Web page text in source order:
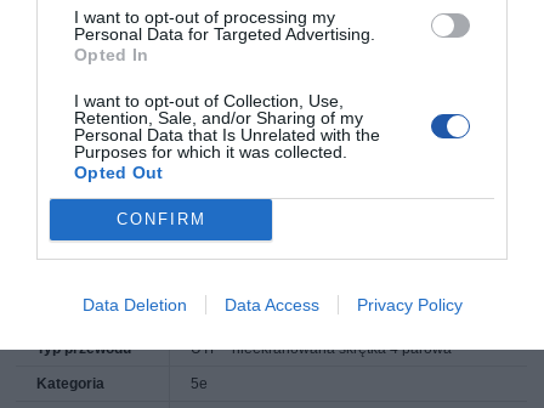
I want to opt-out of processing my
Personal Data for Targeted Advertising.
Opted In
I want to opt-out of Collection, Use,
Retention, Sale, and/or Sharing of my
Personal Data that Is Unrelated with the
Purposes for which it was collected.
Opted Out
CONFIRM
Data Deletion Data Access Privacy Policy
SPECYFIKACJA
Symbol
Nazwa produktu
TECHLY 025626 TechlyPro Kabel instalacyjny
skrętka UTP Cat5e 4x2 linka CCA 305m szary
Klasa produktu Kabel sieciowy (instalacyjny)
Typ przewodu UTP - nieekranowana skrętka 4 parowa
Kategoria 5e